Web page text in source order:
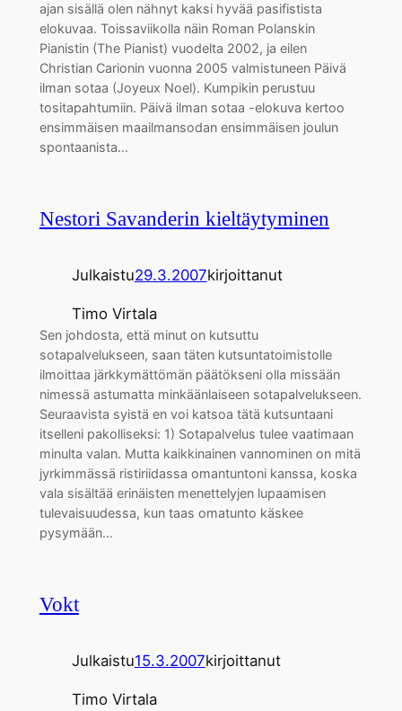
ajan sisällä olen nähnyt kaksi hyvää pasifistista
elokuvaa. Toissaviikolla näin Roman Polanskin
Pianistin (The Pianist) vuodelta 2002, ja eilen
Christian Carionin vuonna 2005 valmistuneen Päivä
ilman sotaa (Joyeux Noel). Kumpikin perustuu
tositapahtumiin. Päivä ilman sotaa -elokuva kertoo
ensimmäisen maailmansodan ensimmäisen joulun
spontaanista…
Nestori Savanderin kieltäytyminen
Julkaistu29.3.2007kirjoittanut
Timo Virtala
Sen johdosta, että minut on kutsuttu
sotapalvelukseen, saan täten kutsuntatoimistolle
ilmoittaa järkkymättömän päätökseni olla missään
nimessä astumatta minkäänlaiseen sotapalvelukseen.
Seuraavista syistä en voi katsoa tätä kutsuntaani
itselleni pakolliseksi: 1) Sotapalvelus tulee vaatimaan
minulta valan. Mutta kaikkinainen vannominen on mitä
jyrkimmässä ristiriidassa omantuntoni kanssa, koska
vala sisältää erinäisten menettelyjen lupaamisen
tulevaisuudessa, kun taas omatunto käskee
pysymään…
Vokt
Julkaistu15.3.2007kirjoittanut
Timo Virtala